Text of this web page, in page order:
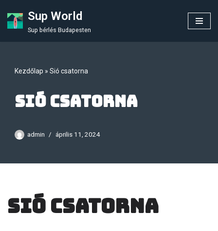
Skip
Sup World
Sup bérlés Budapesten
Kezdőlap » Sió csatorna
Sió csatorna
admin április 11, 2024
Sió csatorna